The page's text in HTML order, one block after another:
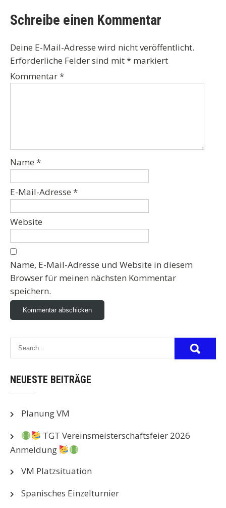
Schreibe einen Kommentar
Deine E-Mail-Adresse wird nicht veröffentlicht.
Erforderliche Felder sind mit* markiert
Kommentar*
Name *
E-Mail-Adresse *
Website
Name, E-Mail-Adresse und Website in diesem
Browser für meinen nächsten Kommentar
speichern.
NEUESTE BEITRÄGE
Planung VM
TGT Vereinsmeisterschaftsfeier 2026
Anmeldung
VM Platzsituation
Spanisches Einzelturnier